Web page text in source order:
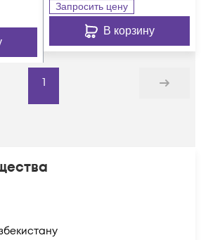
Запросить цену
В корзину
1
Дальше